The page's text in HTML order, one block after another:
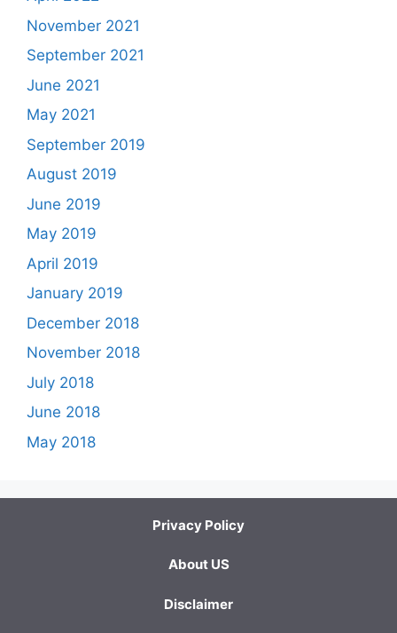
November 2021
September 2021
June 2021
May 2021
September 2019
August 2019
June 2019
May 2019
April 2019
January 2019
December 2018
November 2018
July 2018
June 2018
May 2018
Privacy Policy
About US
Disclaimer